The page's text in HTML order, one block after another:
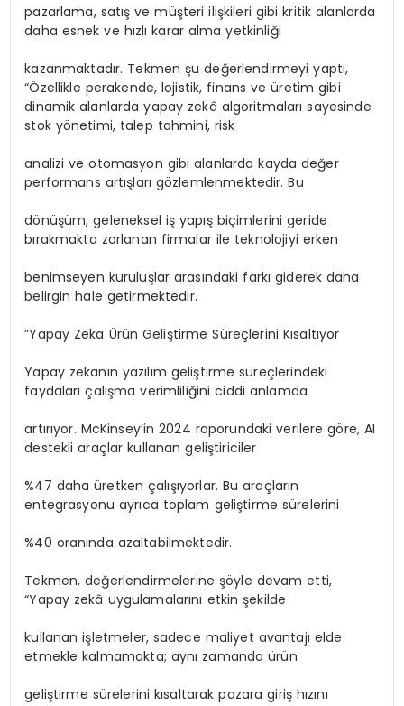
pazarlama, satış ve müşteri ilişkileri gibi kritik alanlarda
daha esnek ve hızlı karar alma yetkinliği
kazanmaktadır. Tekmen şu değerlendirmeyi yaptı,
“Özellikle perakende, lojistik, finans ve üretim gibi
dinamik alanlarda yapay zekâ algoritmaları sayesinde
stok yönetimi, talep tahmini, risk
analizi ve otomasyon gibi alanlarda kayda değer
performans artışları gözlemlenmektedir. Bu
dönüşüm, geleneksel iş yapış biçimlerini geride
bırakmakta zorlanan firmalar ile teknolojiyi erken
benimseyen kuruluşlar arasındaki farkı giderek daha
belirgin hale getirmektedir.
”Yapay Zeka Ürün Geliştirme Süreçlerini Kısaltıyor
Yapay zekanın yazılım geliştirme süreçlerindeki
faydaları çalışma verimliliğini ciddi anlamda
artırıyor. McKinsey’in 2024 raporundaki verilere göre, AI
destekli araçlar kullanan geliştiriciler
%47 daha üretken çalışıyorlar. Bu araçların
entegrasyonu ayrıca toplam geliştirme sürelerini
%40 oranında azaltabilmektedir.
Tekmen, değerlendirmelerine şöyle devam etti,
“Yapay zekâ uygulamalarını etkin şekilde
kullanan işletmeler, sadece maliyet avantajı elde
etmekle kalmamakta; aynı zamanda ürün
geliştirme sürelerini kısaltarak pazara giriş hızını